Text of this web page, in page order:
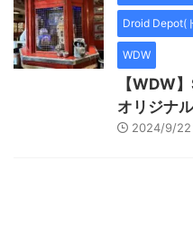
Droid Depot(
WDW
【WDW
オリジナ
2024/9/22